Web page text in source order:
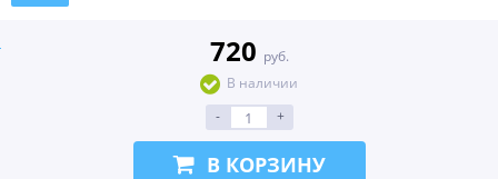
720 руб.
В наличии
-
+
В КОРЗИНУ